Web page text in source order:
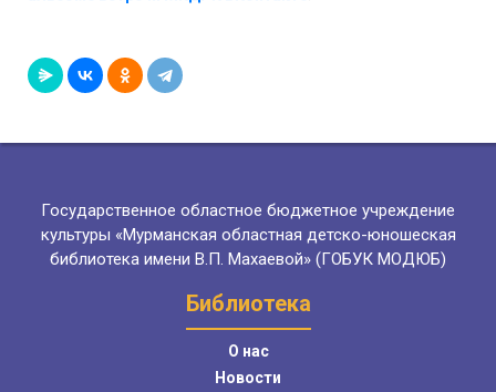
Государственное областное бюджетное учреждение
культуры «Мурманская областная детско-юношеская
библиотека имени В.П. Махаевой» (ГОБУК МОДЮБ)
Библиотека
О нас
Новости